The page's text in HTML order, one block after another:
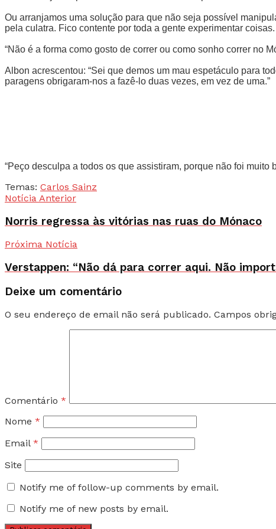
Ou arranjamos uma solução para que não seja possível
pela culatra. Fico contente por toda a gente experimentar
“Não é a forma como gosto de correr ou como sonho correr no
Albon acrescentou: “Sei que demos um mau espetáculo para
paragens obrigaram-nos a fazê-lo duas vezes, em vez de uma.”
“Peço desculpa a todos os que assistiram, porque não foi
Temas: Carlos Sainz
Notícia Anterior
Norris regressa às vitórias nas ruas do Mónaco
Próxima Notícia
Verstappen: “Não dá para correr aqui. Não
Deixe um comentário
O seu endereço de email não será publicado. Campos
Comentário *
Nome *
Email *
Site
Notify me of follow-up comments by email.
Notify me of new posts by email.